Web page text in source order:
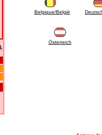
Belgique/België
Österreich